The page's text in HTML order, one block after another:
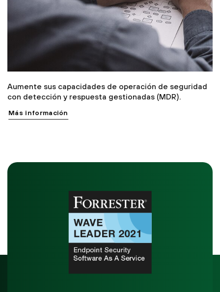
Aumente sus capacidades de operación de seguridad
con detección y respuesta gestionadas (MDR).
Más información